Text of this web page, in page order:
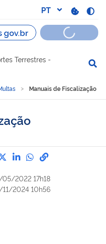
Terrestres -
Manuais de Fiscalização
por Facebook
Compartilhe por Twitter
Compartilhe por
Compartilhe
link para
2022 17h18
11/2024 10h56